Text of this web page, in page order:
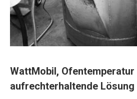
WattMobil, Ofentemperatur
aufrechterhaltende Lösung